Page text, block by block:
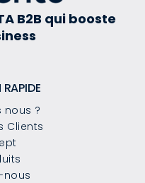
B2B qui booste
nous ?
Clients
nous